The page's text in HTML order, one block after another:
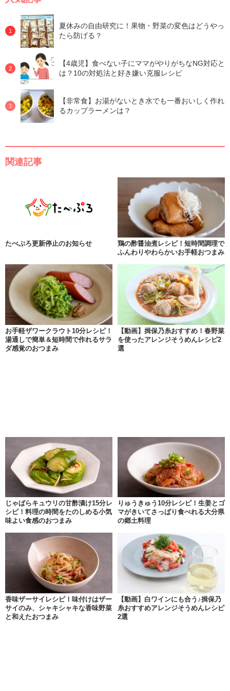
夏休みの自由研究に！果物・野菜の変色はどうやっ
たら防げる？
【4歳児】食べない子にママがやりがちなNG対応と
は？10の対処法と好き嫌い克服レシピ
【非常食】お湯がないとき水でも一番おいしく作れ
るカップラーメンは？
関連記事
たべぷろ更新停止のお知らせ
鶏の酢醤油煮レシピ！短時間調理で
ふんわりやわらかいお手軽おつまみ
お手軽ザワークラウト10分レシピ！
湯通しで簡単＆短時間で作れるサラ
ダ感覚のおつまみ
【動画】揖保乃糸おすすめ！春野菜
を使ったアレンジそうめんレシピ2
選
じゃばらキュウリの甘酢漬け15分レ
シピ！料理の時間をたのしめる小気
味よい食感のおつまみ
りゅうきゅう10分レシピ！生姜とゴ
マがきいてさっぱり食べれる大分県
の郷土料理
香味ザーサイレシピ！味付けはザー
サイのみ、シャキシャキな香味野菜
と和えたおつまみ
【動画】白ワインにも合う♪揖保乃
糸おすすめアレンジそうめんレシピ
2選